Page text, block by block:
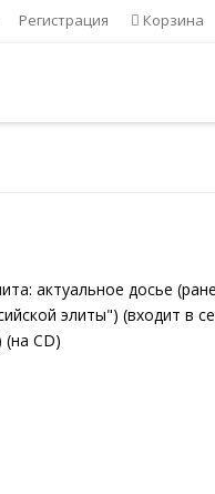
Регистрация Корзина